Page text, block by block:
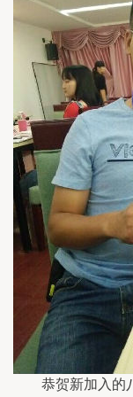
恭贺新加入的八